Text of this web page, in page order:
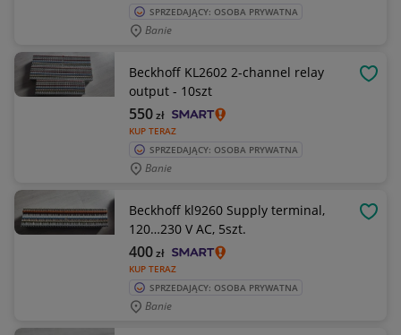
SPRZEDAJĄCY: OSOBA PRYWATNA
Banie
Beckhoff KL2602 2-channel relay
output - 10szt
KUP TERAZ
550zł
SPRZEDAJĄCY: OSOBA PRYWATNA
Banie
Beckhoff kl9260 Supply terminal,
120…230 V AC, 5szt.
KUP TERAZ
400zł
SPRZEDAJĄCY: OSOBA PRYWATNA
Banie